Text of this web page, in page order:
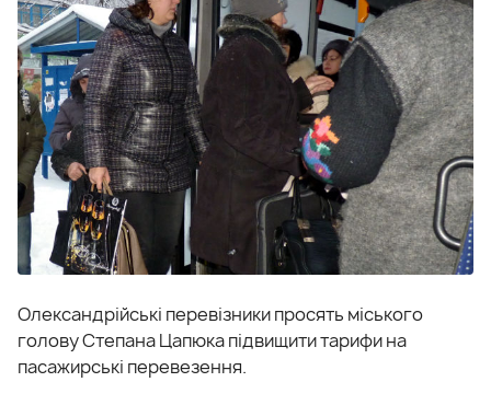
Олександрійські перевізники просять міського
голову Степана Цапюка підвищити тарифи на
пасажирські перевезення.